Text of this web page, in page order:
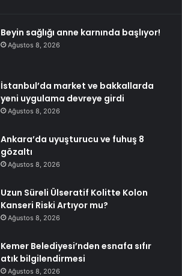
Beyin sağlığı anne karnında başlıyor!
Ağustos 8, 2026
İstanbul’da market ve bakkallarda
yeni uygulama devreye girdi
Ağustos 8, 2026
Ankara’da uyuşturucu ve fuhuş 8
gözaltı
Ağustos 8, 2026
Uzun Süreli Ülseratif Kolitte Kolon
Kanseri Riski Artıyor mu?
Ağustos 8, 2026
Kemer Belediyesi’nden esnafa sıfır
atık bilgilendirmesi
Ağustos 8, 2026